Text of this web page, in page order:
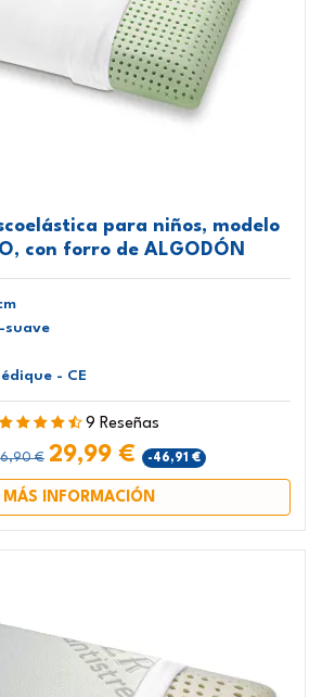
para niños, modelo
con forro de ALGODÓN
suave
- CE
9 Reseñas
€ 29,99 € -46,91 €
MÁS INFORMACIÓN